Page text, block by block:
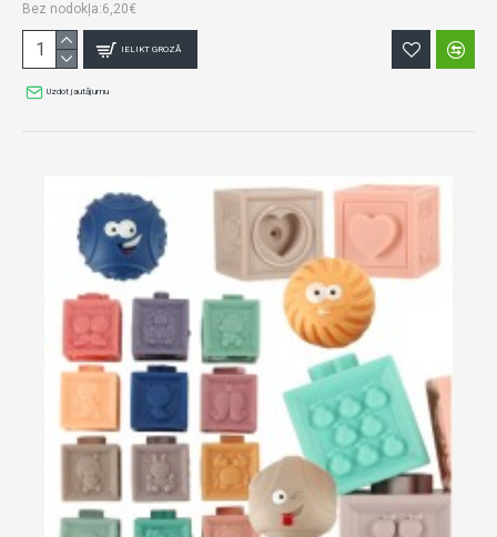
Bez nodokļa:6,20€
IELIKT GROZĀ
Uzdot jautājumu